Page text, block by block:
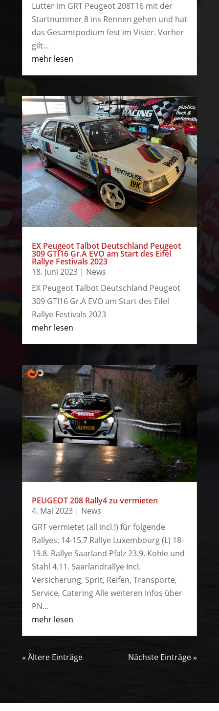
Lutter im GRT Peugeot 208T16 mit der
Startnummer 8 ins Rennen gehen und hat
das Gesamtpodium fest im Visier. Vorher
gilt...
mehr lesen
EX Peugeot Talbot Deutschland Peugeot
309 GTI16 Gr.A EVO am Start des Eifel
Rallye Festivals 2023
18. Juni 2023| News
EX Peugeot Talbot Deutschland Peugeot
309 GTI16 Gr.A EVO am Start des Eifel
Rallye Festivals 2023
mehr lesen
PEUGEOT 208 Rally4 zu vermieten
4. Mai 2023| News
GRT vermietet (all incl.!) für folgende
Rallyes: 14-15.7 Rallye Luxembourg (L) 18-
19.8. Rallye Saarland Pfalz 23.9. Kohle und
Stahl 4.11. Saarlandrallye Incl.
Versicherung, Sprit, Reifen, Transporte,
Service, Catering Alle weiteren Infos über
PN...
mehr lesen
« Ältere Einträge Nächste Einträge »